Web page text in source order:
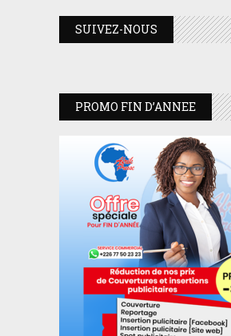
SUIVEZ-NOUS
PROMO FIN D’ANNEE